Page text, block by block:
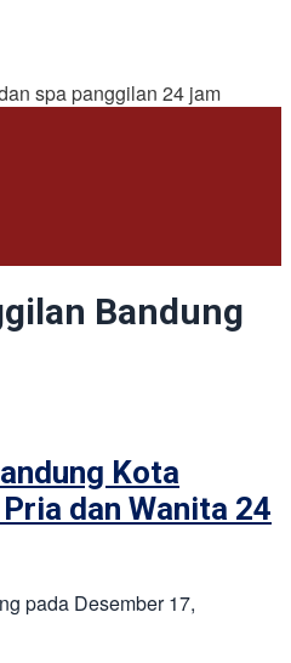
spa panggilan 24 jam
Bandung
Kota
dan Wanita 24
pada Desember 17,